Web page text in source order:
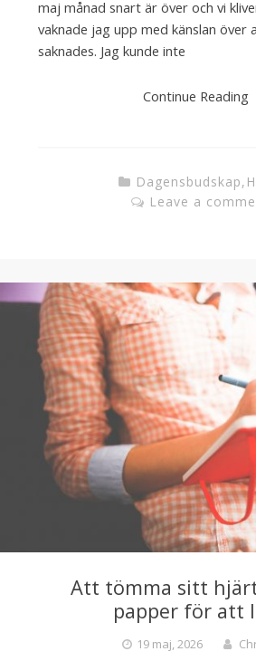
maj månad snart är över och vi
vaknade jag upp med känslan över
saknades. Jag kunde inte
Continue Reading
Dagensbudskap,
Leave a
Att tömma sitt
papper för att
19 maj, 2026